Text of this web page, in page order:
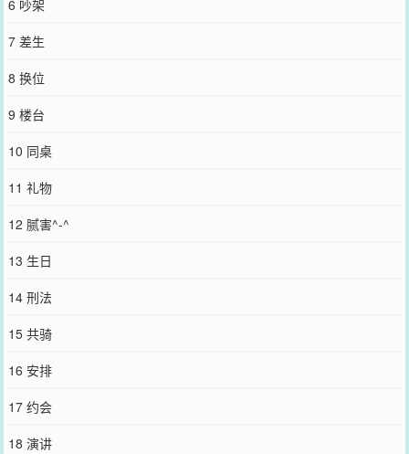
【欲盖弥彰的心意是永不消逝的声息】-
您要是觉得《
博微信里的朋友推荐哦！
6 吵架
7 差生
8 换位
9 楼台
10 同桌
11 礼物
12 腻害^-^
13 生日
14 刑法
15 共骑
16 安排
17 约会
18 演讲